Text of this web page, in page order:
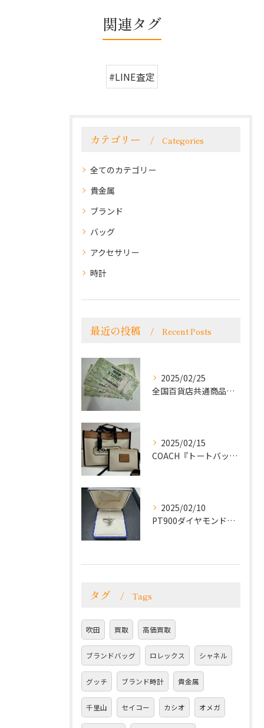
関連タグ
#LINE査定
カテゴリー Categories
全てのカテゴリー
貴金属
ブランド
バッグ
アクセサリー
時計
最近の投稿 Recent Posts
2025/02/25
全国百貨店共通商品券をお買取致しました！
2025/02/15
COACH『トートバッグ』をお買取致しました！
2025/02/10
PT900ダイヤモンドリングをお買取致しました！
タグ Tags
吹田 買取 高価買取
ブランドバッグ ロレックス シャネル
グッチ ブランド時計 貴金属
千里山 セイコー カシオ オメガ